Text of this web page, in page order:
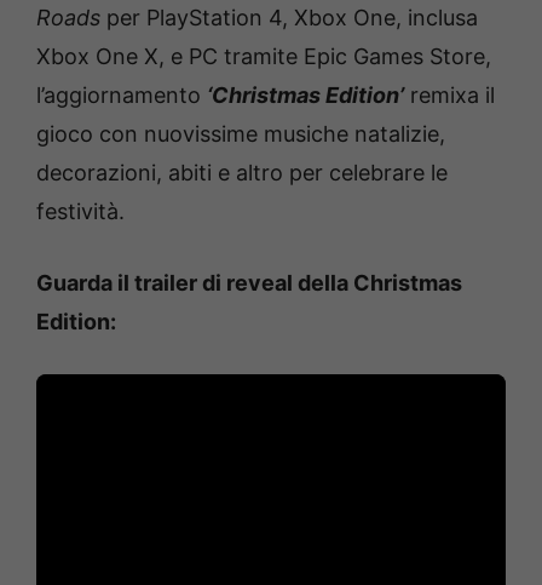
Roads per PlayStation 4, Xbox One, inclusa
Xbox One X, e PC tramite Epic Games Store,
l’aggiornamento ‘Christmas Edition’remixa il
gioco con nuovissime musiche natalizie,
decorazioni, abiti e altro per celebrare le
festività.
Guarda il trailer di reveal della Christmas
Edition: